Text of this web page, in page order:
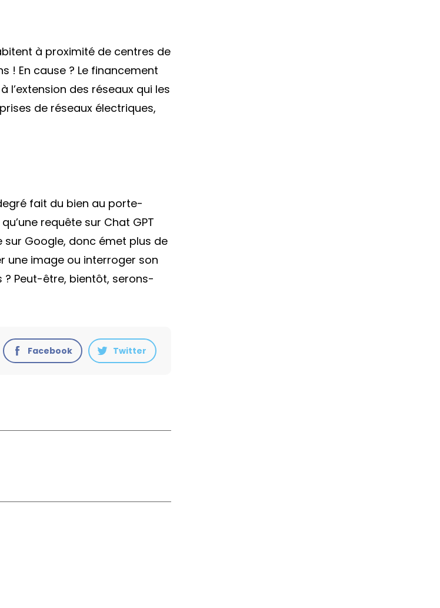
à proximité de centres de
! En cause ? Le financement
des réseaux qui les
de réseaux électriques,
fait du bien au porte-
requête sur Chat GPT
sur Google, donc émet plus de
une image ou interroger son
Peut-être, bientôt, serons-
Facebook Twitter